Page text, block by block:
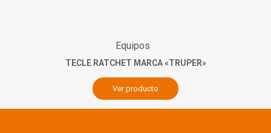
Equipos
TECLE RATCHET MARCA «TRUPER»
Ver producto